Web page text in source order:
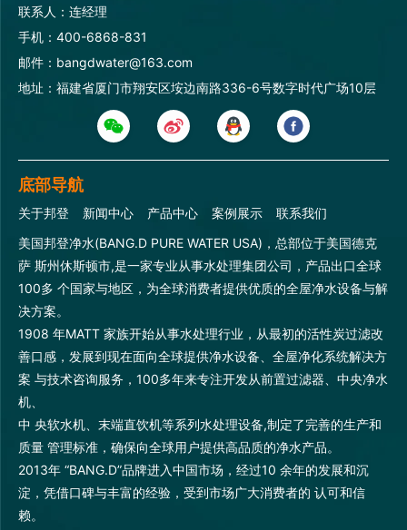
联系人：连经理
手机：400-6868-831
邮件：bangdwater@163.com
地址：福建省厦门市翔安区垵边南路336-6号数字时代广场10层
底部导航
关于邦登 新闻中心 产品中心 案例展示
联系我们
美国邦登净水(BANG.D PURE WATER USA)，总部位于美国德克
萨 斯州休斯顿市,是一家专业从事水处理集团公司，产品出口全球
100多 个国家与地区，为全球消费者提供优质的全屋净水设备与解
决方案。
1908 年MATT 家族开始从事水处理行业，从最初的活性炭过滤改
善口感，发展到现在面向全球提供净水设备、全屋净化系统解决方
案 与技术咨询服务，100多年来专注开发从前置过滤器、中央净水
机、
中 央软水机、末端直饮机等系列水处理设备,制定了完善的生产和
质量 管理标准，确保向全球用户提供高品质的净水产品。
2013年 “BANG.D”品牌进入中国市场，经过10 余年的发展和沉
淀，凭借口碑与丰富的经验，受到市场广大消费者的 认可和信
赖。